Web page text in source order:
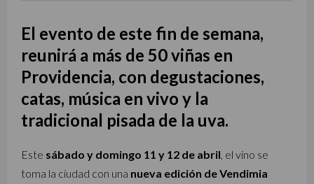
El evento de este fin de semana,
reunirá a más de 50 viñas en
Providencia, con degustaciones,
catas, música en vivo y la
tradicional pisada de la uva.
Este sábado y domingo 11 y 12 de abril , el vino se
toma la ciudad con una nueva edición de Vendimia